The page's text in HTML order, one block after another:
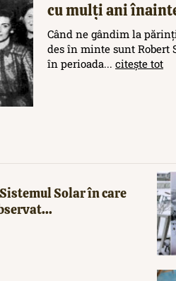
cu mulți ani
Când ne gândim la
des în minte sunt Robert
în perioada... citește tot
Solar în care